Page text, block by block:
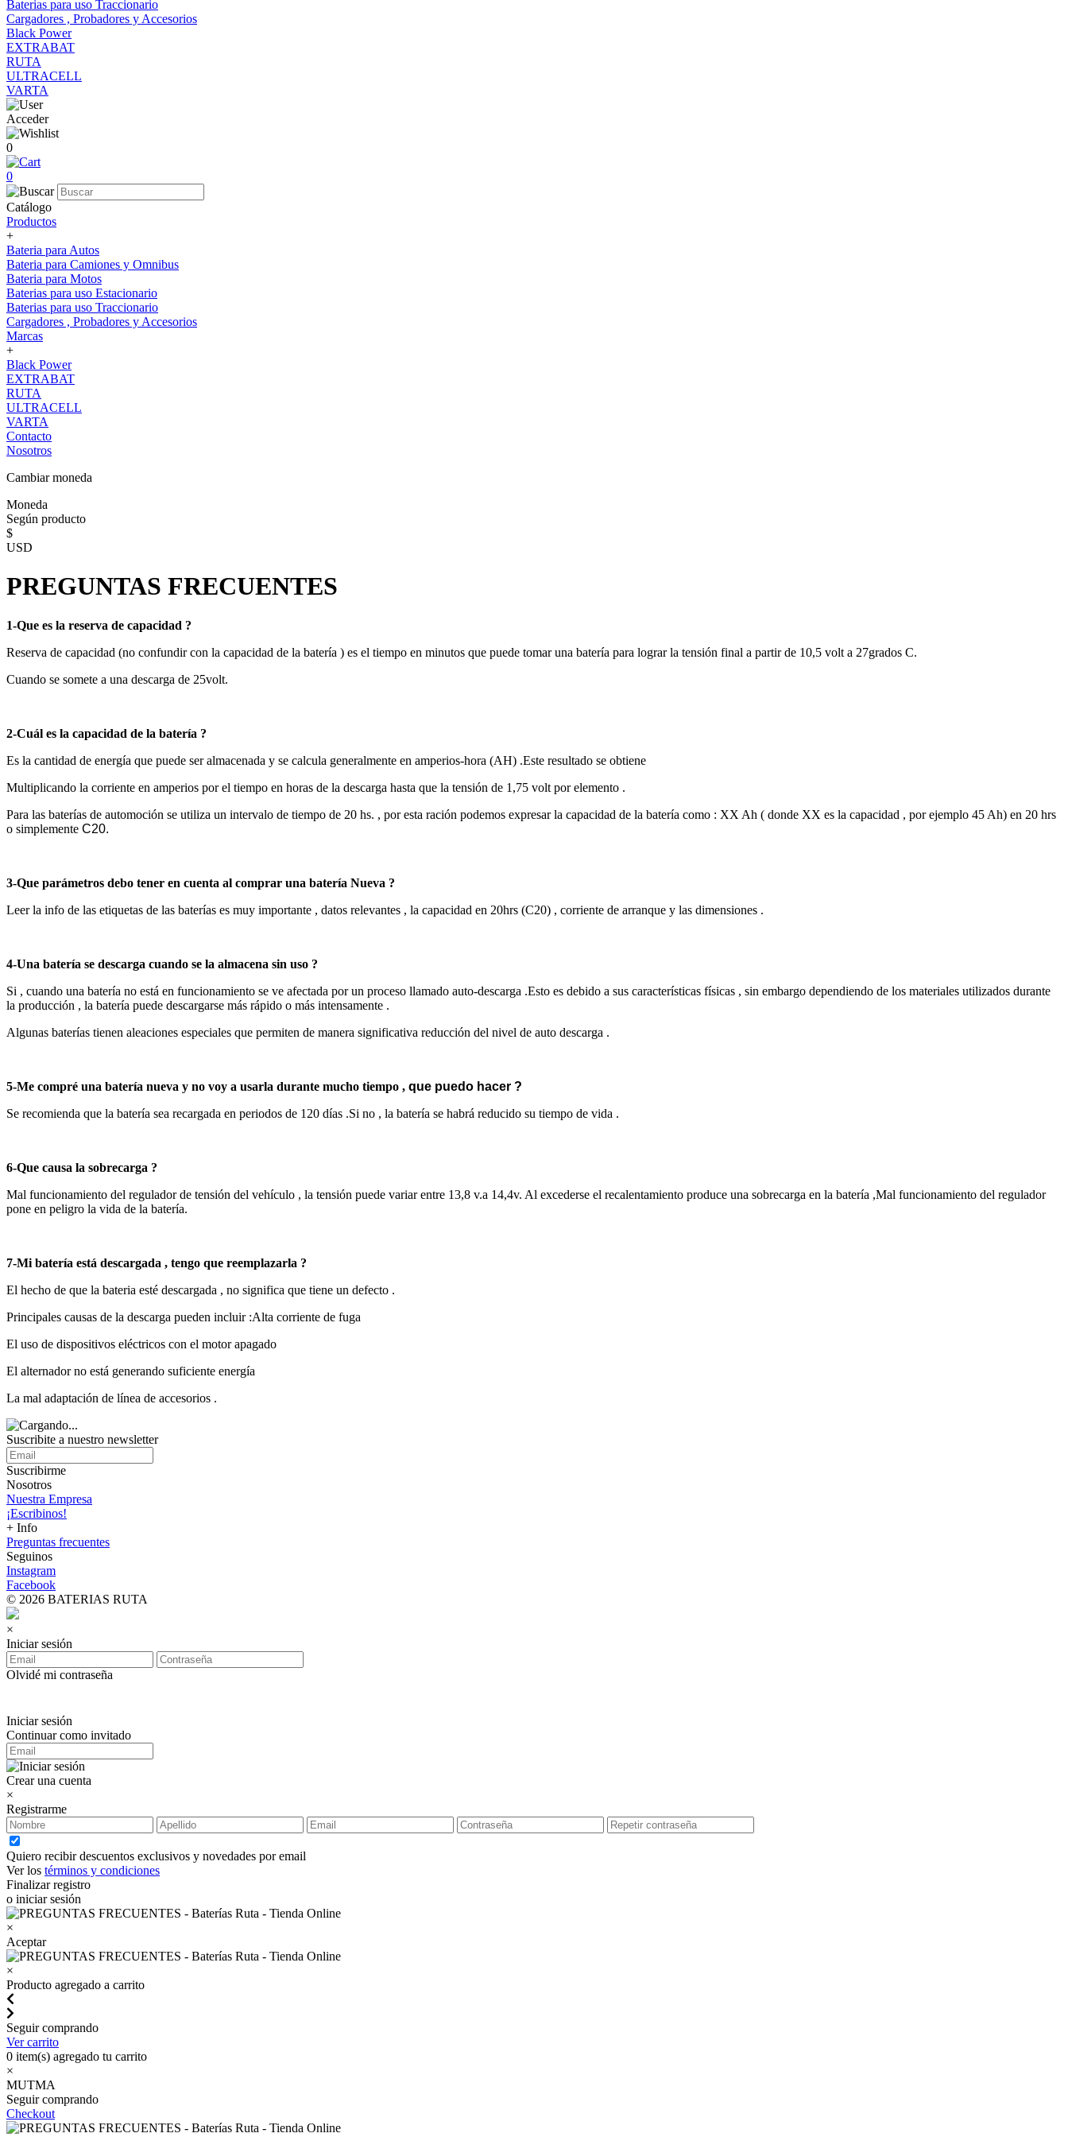
Baterias para uso Traccionario
Cargadores , Probadores y Accesorios
Black Power
EXTRABAT
RUTA
ULTRACELL
VARTA
Acceder
0
0
Catálogo
Productos
+
Bateria para Autos
Bateria para Camiones y Omnibus
Bateria para Motos
Baterias para uso Estacionario
Baterias para uso Traccionario
Cargadores , Probadores y Accesorios
Marcas
+
Black Power
EXTRABAT
RUTA
ULTRACELL
VARTA
Contacto
Nosotros
Cambiar moneda
Moneda
Según producto
$
USD
PREGUNTAS FRECUENTES
1-Que es la reserva de capacidad ?
Reserva de capacidad (no confundir con la capacidad de la batería ) es el tiempo en minutos que puede tomar una batería para lograr la tensión final a partir de 10,5 volt a 27grados C.
Cuando se somete a una descarga de 25volt.
2-Cuál es la capacidad de la batería ?
Es la cantidad de energía que puede ser almacenada y se calcula generalmente en amperios-hora (AH) .Este resultado se obtiene
Multiplicando la corriente en amperios por el tiempo en horas de la descarga hasta que la tensión de 1,75 volt por elemento .
Para las baterías de automoción se utiliza un intervalo de tiempo de 20 hs. , por esta ración podemos expresar la capacidad de la batería como : XX Ah ( donde XX es la capacidad , por ejemplo 45 Ah) en 20 hrs
o simplemente C20.
3-Que parámetros debo tener en cuenta al comprar una batería Nueva ?
Leer la info de las etiquetas de las baterías es muy importante , datos relevantes , la capacidad en 20hrs (C20) , corriente de arranque y las dimensiones .
4-Una batería se descarga cuando se la almacena sin uso ?
Si , cuando una batería no está en funcionamiento se ve afectada por un proceso llamado auto-descarga .Esto es debido a sus características físicas , sin embargo dependiendo de los materiales utilizados durante
la producción , la batería puede descargarse más rápido o más intensamente .
Algunas baterías tienen aleaciones especiales que permiten de manera significativa reducción del nivel de auto descarga .
5-Me compré una batería nueva y no voy a usarla durante mucho tiempo , que puedo hacer ?
Se recomienda que la batería sea recargada en periodos de 120 días .Si no , la batería se habrá reducido su tiempo de vida .
6-Que causa la sobrecarga ?
Mal funcionamiento del regulador de tensión del vehículo , la tensión puede variar entre 13,8 v.a 14,4v. Al excederse el recalentamiento produce una sobrecarga en la batería ,Mal funcionamiento del regulador
pone en peligro la vida de la batería.
7-Mi batería está descargada , tengo que reemplazarla ?
El hecho de que la bateria esté descargada , no significa que tiene un defecto .
Principales causas de la descarga pueden incluir :Alta corriente de fuga
El uso de dispositivos eléctricos con el motor apagado
El alternador no está generando suficiente energía
La mal adaptación de línea de accesorios .
Suscribite a nuestro newsletter
Suscribirme
Nosotros
Nuestra Empresa
¡Escribinos!
+ Info
Preguntas frecuentes
Seguinos
Instagram
Facebook
© 2026 BATERIAS RUTA
×
Iniciar sesión
Olvidé mi contraseña
Iniciar sesión
Continuar como invitado
Crear una cuenta
×
Registrarme
Quiero recibir descuentos exclusivos y novedades por email
Ver los términos y condiciones
Finalizar registro
o iniciar sesión
×
Aceptar
×
Producto agregado a carrito
Seguir comprando
Ver carrito
0 item(s) agregado tu carrito
×
MUTMA
Seguir comprando
Checkout